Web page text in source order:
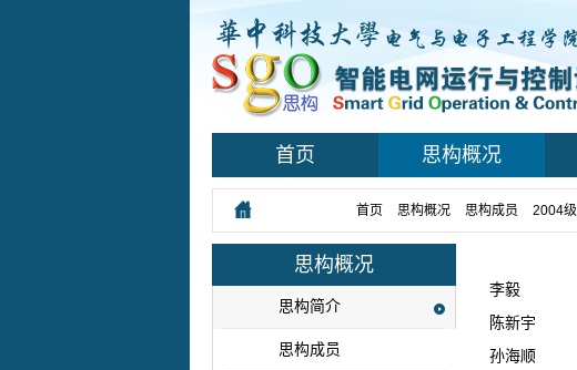
首页 思构概况
首页 思构概况 思构成员 2004级
思构概况
思构简介
思构成员
李毅
陈新宇
孙海顺